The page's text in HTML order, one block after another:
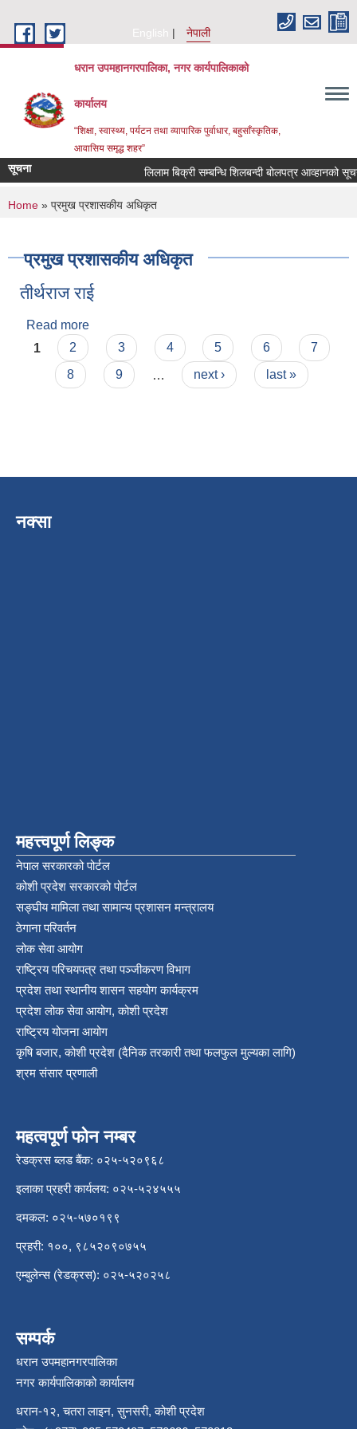
English
नेपाली
धरान उपमहानगरपालिका, नगर कार्यपालिकाको
कार्यालय
“शिक्षा, स्वास्थ्य, पर्यटन तथा व्यापारिक पुर्वाधार, बहुसाँस्कृतिक,
आवासिय समृद्ध शहर”
सूचना लिलाम बिक्री सम्बन्धि शिलबन्दी बोलपत्र
You are here
Home » प्रमुख प्रशासकीय अधिकृत
प्रमुख प्रशासकीय अधिकृत
तीर्थराज राई
Read more
Pages
1 2 3 4 5 6
7
8
9 next › last »
नक्सा
महत्त्वपूर्ण लिङ्क
नेपाल सरकारको पोर्टल
कोशी प्रदेश सरकारको पोर्टल
सङ्‍घीय मामिला तथा सामान्य प्रशासन मन्त्रालय
ठेगाना परिवर्तन
लोक सेवा आयोग
राष्ट्रिय परिचयपत्र तथा पञ्‍जीकरण विभाग
प्रदेश तथा स्थानीय शासन सहयोग कार्यक्रम
प्रदेश लोक सेवा आयोग, कोशी प्रदेश
राष्ट्रिय योजना आयोग
कृषि बजार, कोशी प्रदेश (दैनिक तरकारी तथा फलफुल मुल्यका लागि)
श्रम संसार प्रणाली
महत्वपूर्ण फोन नम्बर
रेडक्रस ब्लड बैंक: ०२५-५२०९६८
इलाका प्रहरी कार्यलय: ०२५-५२४५५५
दमकल: ०२५-५७०१९९
प्रहरी: १००, ९८५२०९०७५५
एम्बुलेन्स (रेडक्रस): ०२५-५२०२५८
सम्पर्क
धरान उपमहानगरपालिका
नगर कार्यपालिकाको कार्यालय
धरान-१२, चतरा लाइन, सुनसरी, कोशी प्रदेश